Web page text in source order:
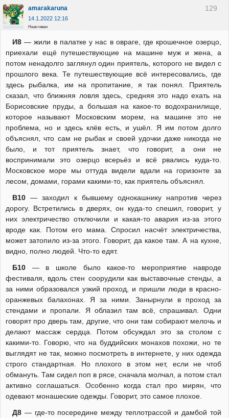
129
amarakaruna
14.1.2022 12:16
Неактивен
И8— жили в палатке у нас в овраге, где крошечное озерцо,
приехали ещё путешествующие на машине муж и жена, а
потом ненадолго заглянул один приятель, которого не видел с
прошлого века. Те путешествующие всё интересовались, где
здесь рыбалка, им на пропитание, я так понял. Приятель
сказал, что ближняя ловля здесь, средняя это надо ехать на
Борисовские пруды, а большая на какое-то водохранилище,
которое называют Московским морем, на машине это не
проблема, но и здесь клёв есть, и ушёл. Я им потом долго
объяснял, что сам не рыбак и своей удочки даже никогда не
было, и тот приятель знает, что говорит, а они не
воспринимали это озерцо всерьёз и всё рвались куда-то.
Московское море мы оттуда видели вдали на горизонте за
лесом, домами, горами какими-то, как приятель объяснял.
В10— заходил к бывшему однокашнику напротив через
дорогу. Встретились в дверях, он куда-то спешил, говорит, у
них электричество отключили и какая-то авария из-за этого
вроде как. Потом его мама. Спросил насчёт электричества,
может затопило из-за этого. Говорит, да какое там. А на кухне,
видно, полно людей. Что-то едят.
Б10— в школе было какое-то мероприятие навроде
фестиваля, вдоль стен соорудили как выставочные стенды, а
за ними образовался узкий проход, и пришли люди в красно-
оранжевых балахонах. Я за ними. Занырнули в проход за
стендами и пропали. Я облазил там всё, спрашивал. Одни
говорят про дверь там, другие, что они там собирают мелочь и
делают массаж сердца. Потом обсуждал это за столом с
какими-то. Говорю, что на буддийских монахов похожи, но те
выглядят не так, можно посмотреть в интернете, у них одежда
строго стандартная. Но плохого в этом нет, если не чтоб
обмануть. Там сидел поп в рясе, сначала молчал, а потом стал
активно соглашаться. Особенно когда стал про мирян, что
одевают монашеские одежды. Говорит, это самое плохое.
Д8— где-то посередине между теплотрассой и дамбой той